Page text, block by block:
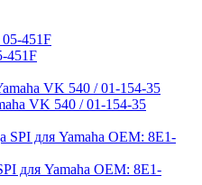
451F
VK 540 / 01-154-35
для Yamaha OEM: 8E1-